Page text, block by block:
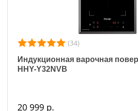
(34)
Индукционная варочная
HHY-Y32NVB
20 999 р.